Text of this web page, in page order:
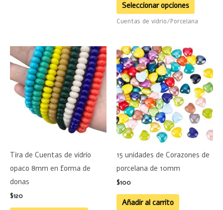
producto
Seleccionar opciones
producto
Cuentas de vidrio/Porcelana
Tira de Cuentas de vidrio
opaco 8mm en forma de
donas
$120
Este
producto
tiene
múltiples
variantes.
Las
opciones
pueden
elegir
15 unidades de Corazones de
porcelana de 10mm
$100
Añadir al carrito